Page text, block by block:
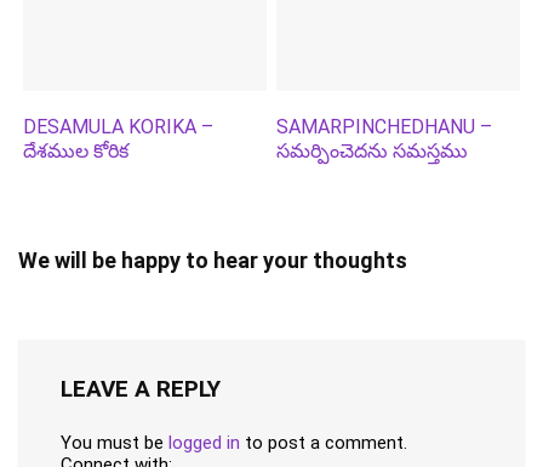
DESAMULA KORIKA –
దేశముల కోరిక
SAMARPINCHEDHANU –
సమర్పించెదను సమస్తము
We will be happy to hear your thoughts
LEAVE A REPLY
You must be logged in to post a comment.